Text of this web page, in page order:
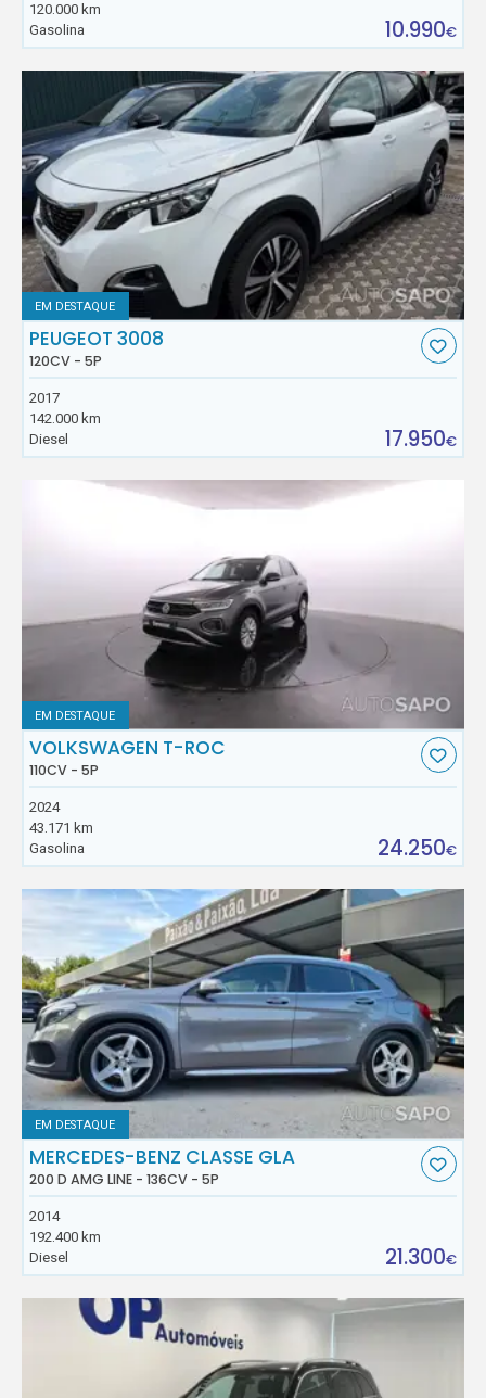
120.000 km
Gasolina
10.990€
EM DESTAQUE
PEUGEOT 3008
120CV - 5P
2017
142.000 km
Diesel
17.950€
EM DESTAQUE
VOLKSWAGEN T-ROC
110CV - 5P
2024
43.171 km
Gasolina
24.250€
EM DESTAQUE
MERCEDES-BENZ CLASSE GLA
200 D AMG LINE - 136CV - 5P
2014
192.400 km
Diesel
21.300€